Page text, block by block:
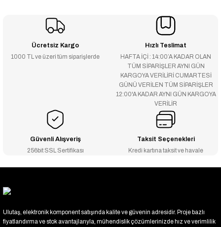
Ücretsiz Kargo
1000 TL ve üzeri tüm siparişlerde
Hızlı Teslimat
HAFTA İÇİ : 14:00’A KADAR OLAN
TÜM SİPARİŞLER AYNI GÜN
KARGOYA VERİLİRİ CUMARTESİ
GÜNÜ VERİLEN TÜM SİPARİŞLER
12:00'A KADAR AYNI GÜN KARGOYA
VERİLİR
Güvenli Alışveriş
256bit SSL Sertifikası
Taksit Seçenekleri
Kredi kartına taksit ve havale
Ulutaş, elektronik komponent satışında kalite ve güvenin adresidir. Proje bazlı
fiyatlandırma ve stok avantajlarıyla, mühendislik çözümlerinizde hız ve verimlilik